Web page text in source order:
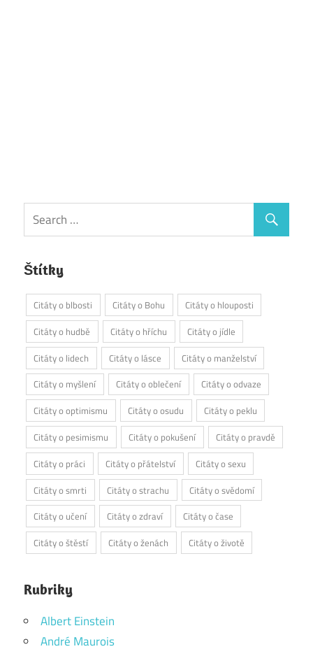
Štítky
Citáty o blbosti Citáty o Bohu
Citáty o hlouposti
Citáty o hudbě
Citáty o hříchu
Citáty o jídle
Citáty o lidech
Citáty o lásce
Citáty o manželství
Citáty o myšlení
Citáty o oblečení
Citáty o odvaze
Citáty o optimismu
Citáty o osudu
Citáty o peklu
Citáty o pesimismu
Citáty o pokušení
Citáty o pravdě
Citáty o práci
Citáty o přátelství
Citáty o sexu
Citáty o smrti
Citáty o strachu
Citáty o svědomí
Citáty o učení
Citáty o zdraví
Citáty o čase
Citáty o štěstí
Citáty o ženách Citáty o životě
Rubriky
Albert Einstein
André Maurois